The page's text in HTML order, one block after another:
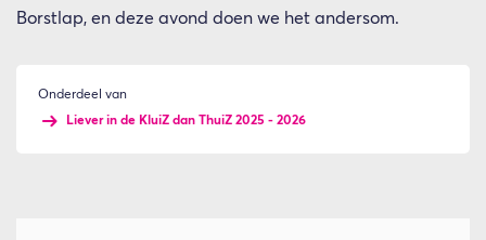
Borstlap, en deze avond doen we het andersom.
Onderdeel van
Liever in de KluiZ dan ThuiZ 2025 - 2026